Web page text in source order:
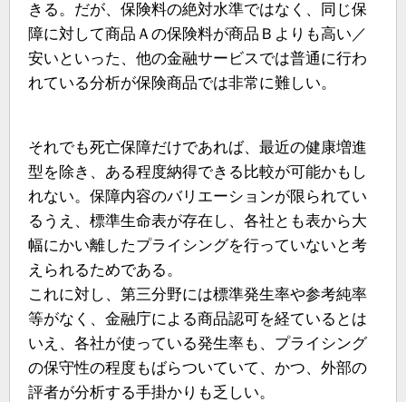
きる。だが、保険料の絶対水準ではなく、同じ保
障に対して商品Ａの保険料が商品Ｂよりも高い／
安いといった、他の金融サービスでは普通に行わ
れている分析が保険商品では非常に難しい。
それでも死亡保障だけであれば、最近の健康増進
型を除き、ある程度納得できる比較が可能かもし
れない。保障内容のバリエーションが限られてい
るうえ、標準生命表が存在し、各社とも表から大
幅にかい離したプライシングを行っていないと考
えられるためである。
これに対し、第三分野には標準発生率や参考純率
等がなく、金融庁による商品認可を経ているとは
いえ、各社が使っている発生率も、プライシング
の保守性の程度もばらついていて、かつ、外部の
評者が分析する手掛かりも乏しい。